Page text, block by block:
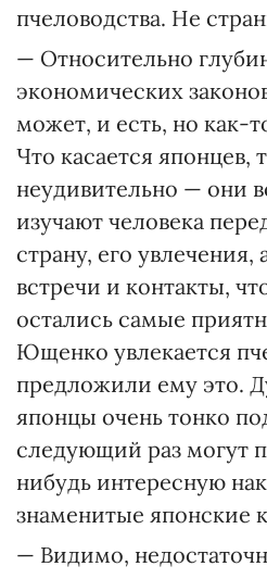
пчеловодства. Не
— Относительно
экономических
может, и есть, но как-
Что касается японцев,
неудивительно — они
изучают человека
страну, его увлечения,
встречи и контакты,
остались самые
Ющенко увлекается
предложили ему это.
японцы очень тонко
следующий раз могут
нибудь интересную
знаменитые японские
— Видимо,